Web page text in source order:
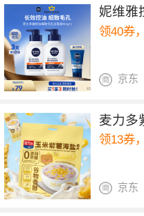
妮维雅
领40券
京东
麦力多
领13券
京东